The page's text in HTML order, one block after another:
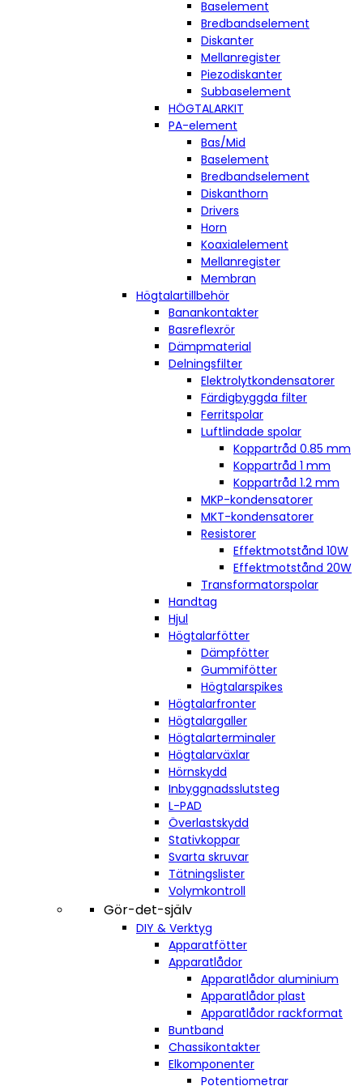
Baselement
Bredbandselement
Diskanter
Mellanregister
Piezodiskanter
Subbaselement
HÖGTALARKIT
PA-element
Bas/Mid
Baselement
Bredbandselement
Diskanthorn
Drivers
Horn
Koaxialelement
Mellanregister
Membran
Högtalartillbehör
Banankontakter
Basreflexrör
Dämpmaterial
Delningsfilter
Elektrolytkondensatorer
Färdigbyggda filter
Ferritspolar
Luftlindade spolar
Koppartråd 0.85 mm
Koppartråd 1 mm
Koppartråd 1.2 mm
MKP-kondensatorer
MKT-kondensatorer
Resistorer
Effektmotstånd 10W
Effektmotstånd 20W
Transformatorspolar
Handtag
Hjul
Högtalarfötter
Dämpfötter
Gummifötter
Högtalarspikes
Högtalarfronter
Högtalargaller
Högtalarterminaler
Högtalarväxlar
Hörnskydd
Inbyggnadsslutsteg
L-PAD
Överlastskydd
Stativkoppar
Svarta skruvar
Tätningslister
Volymkontroll
Gör-det-själv
DIY & Verktyg
Apparatfötter
Apparatlådor
Apparatlådor aluminium
Apparatlådor plast
Apparatlådor rackformat
Buntband
Chassikontakter
Elkomponenter
Potentiometrar